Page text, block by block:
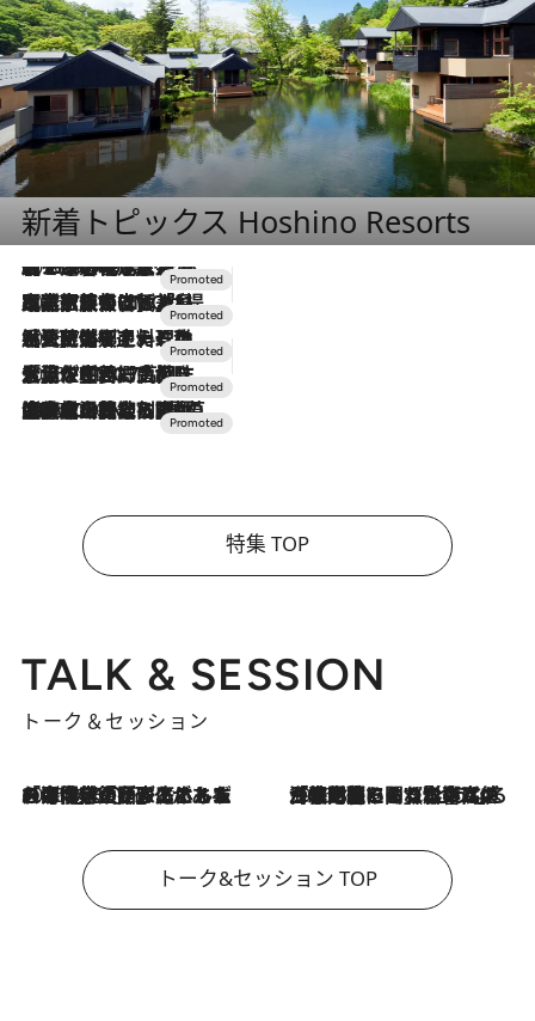
新着トピックス Hoshino Resorts
2026.8.7
【トンボの足水浴】ヒノキの香りに包まれて涼感マックス！約13℃の湧水かけ流しを避暑地「星野温泉 トンボの湯」で体験
2026.7.31
【ホテル帰省】という選択肢をOMOが提案。家族とほどよい距離を保つには「昼は実家、夜は気兼ねなくホテルで！」
2026.7.24
【夏限定ディナーコース】旬を迎える稚鮎や花ズッキーニなどをイタリア・トスカーナの郷土料理の手法で満喫！
2026.7.17
「土佐和ハーブかき氷」がOMO7高知に登場！生姜、山椒、大葉など目にも舌にも涼を呼ぶ郷土の味
2026.7.10
NEW OPEN！【界 草津】名湯の地に誕生。趣の異なる2種の温泉と上州ならではの会席・蕎麦割烹など美食を味わう究極の癒やし旅
特集 TOP
TALK & SESSION
トーク＆セッション
2026.8.3
「今後値上げがあるとすれば…」「リスクがあるのは今年の冬」エネルギー専門家が語る、ホルムズ海峡封鎖が家庭にもたらす“ある心配” 2026.8.3
「住宅建てられない…」「サーチャージ料の高値が続いている」ホルムズ海峡封鎖による影響はいつまで続く？《エネルギー専門家に聞く“どうなる日本の暮らし”》
トーク&セッション TOP